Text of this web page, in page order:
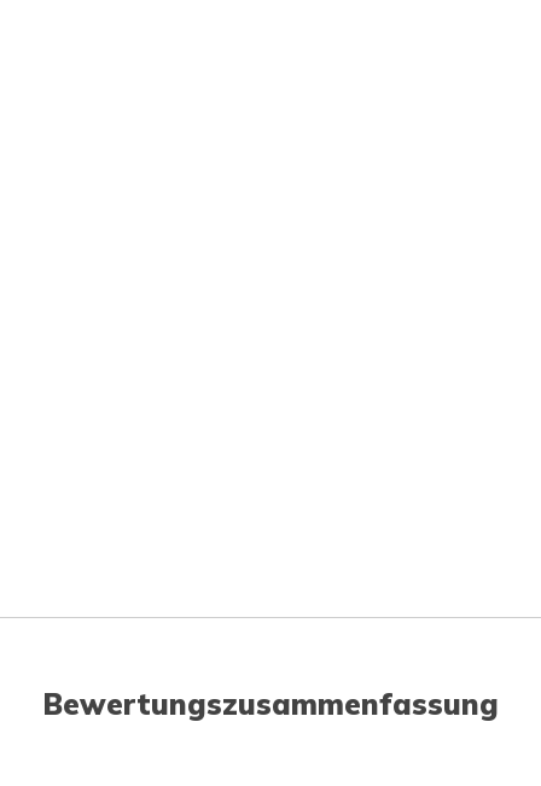
Bewertungszusammenfassung